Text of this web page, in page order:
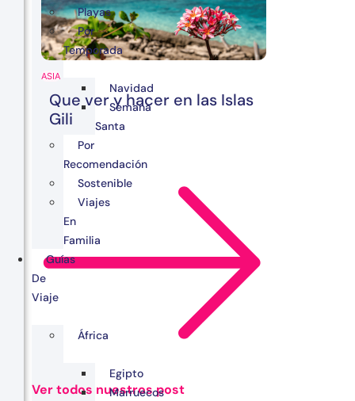
ASIA
Que ver y hacer en las Islas
Gili
Ver todos nuestros post
Playas
Por
Temporada
Navidad
Semana
Santa
Por
Recomendación
Sostenible
Viajes
En
Familia
Guías
De
Viaje
África
Egipto
Marruecos